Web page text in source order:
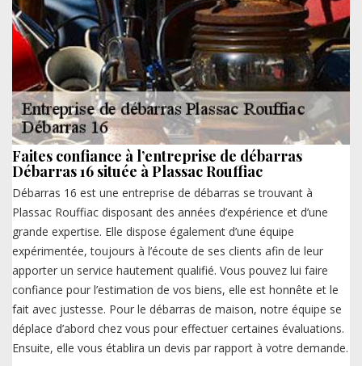
Faites confiance à l’entreprise de débarras
Débarras 16 située à Plassac Rouffiac
Débarras 16 est une entreprise de débarras se trouvant à
Plassac Rouffiac disposant des années d’expérience et d’une
grande expertise. Elle dispose également d’une équipe
expérimentée, toujours à l’écoute de ses clients afin de leur
apporter un service hautement qualifié. Vous pouvez lui faire
confiance pour l’estimation de vos biens, elle est honnête et le
fait avec justesse. Pour le débarras de maison, notre équipe se
déplace d’abord chez vous pour effectuer certaines évaluations.
Ensuite, elle vous établira un devis par rapport à votre demande.